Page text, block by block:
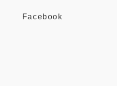
Facebook